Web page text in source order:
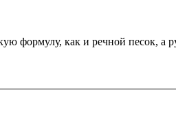
формулу, как и речной песок, а